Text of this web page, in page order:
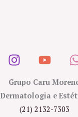
Grupo Caru
Dermatologia e
(21) 2132-7303